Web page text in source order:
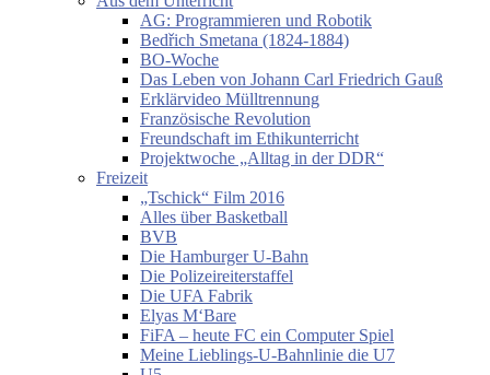
AG: Programmieren und Robotik
Bedřich Smetana (1824-1884)
BO-Woche
Das Leben von Johann Carl Friedrich Gauß
Erklärvideo Mülltrennung
Französische Revolution
Freundschaft im Ethikunterricht
Projektwoche „Alltag in der DDR“
Freizeit
„Tschick“ Film 2016
Alles über Basketball
BVB
Die Hamburger U-Bahn
Die Polizeireiterstaffel
Die UFA Fabrik
Elyas M‘Bare
FiFA – heute FC ein Computer Spiel
Meine Lieblings-U-Bahnlinie die U7